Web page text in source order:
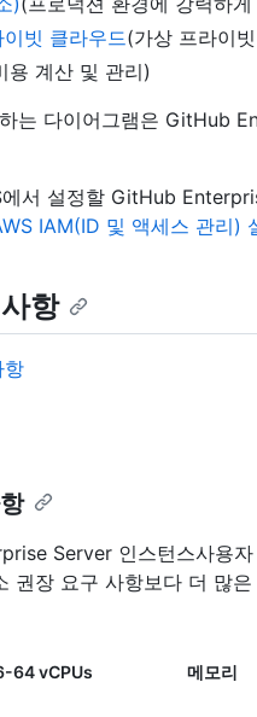
빗 클라우드(가상 프라이
용 계산 및 관리)
는 다이어그램은 GitHub
서 설정할 GitHub
IAM(ID 및 액세스 관리)
항
항
Server 인스턴스사용
권장 요구 사항보다 더 많
64 vCPUs 메모리